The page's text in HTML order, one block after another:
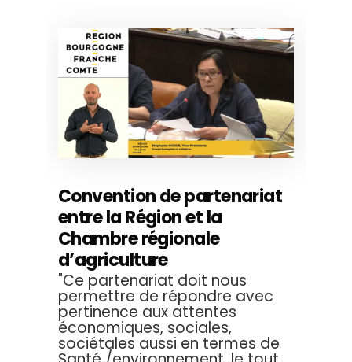
Convention de partenariat
entre la Région et la
Chambre régionale
d’agriculture
"Ce partenariat doit nous
permettre de répondre avec
pertinence aux attentes
économiques, sociales,
sociétales aussi en termes de